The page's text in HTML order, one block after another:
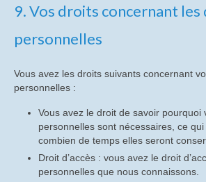
9. Vos droits concernant les
personnelles
Vous avez les droits suivants concernant
personnelles :
Vous avez le droit de savoir pourquoi
personnelles sont nécessaires, ce
combien de temps elles seront
Droit d’accès : vous avez le droit
personnelles que nous connaissons.